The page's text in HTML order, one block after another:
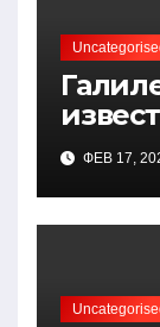
вклад
ФЕВ 17,